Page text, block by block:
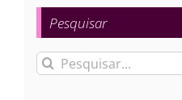
Pesquisar
Buscar